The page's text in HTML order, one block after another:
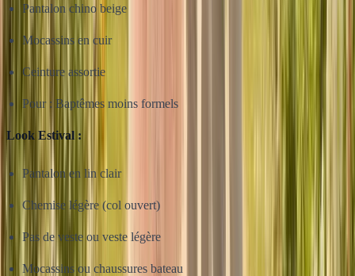
Pantalon chino beige
Mocassins en cuir
Ceinture assortie
Pour : Baptêmes moins formels
Look Estival :
Pantalon en lin clair
Chemise légère (col ouvert)
Pas de veste ou veste légère
Mocassins ou chaussures bateau